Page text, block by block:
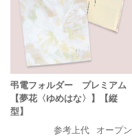
弔電フォルダー プレミアム
【夢花〈ゆめはな〉】【縦
型】
参考上代
オープン